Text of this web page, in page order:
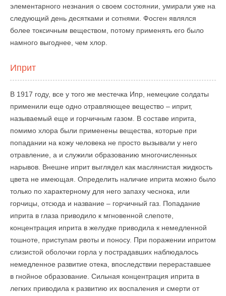
элементарного незнания о своем состоянии, умирали уже на
следующий день десятками и сотнями. Фосген являлся
более токсичным веществом, потому применять его было
намного выгоднее, чем хлор.
Иприт
В 1917 году, все у того же местечка Ипр, немецкие солдаты
применили еще одно отравляющее вещество – иприт,
называемый еще и горчичным газом. В составе иприта,
помимо хлора были применены вещества, которые при
попадании на кожу человека не просто вызывали у него
отравление, а и служили образованию многочисленных
нарывов. Внешне иприт выглядел как маслянистая жидкость
цвета не имеющая. Определить наличие иприта можно было
только по характерному для него запаху чеснока, или
горчицы, отсюда и название – горчичный газ. Попадание
иприта в глаза приводило к мгновенной слепоте,
концентрация иприта в желудке приводила к немедленной
тошноте, приступам рвоты и поносу. При поражении ипритом
слизистой оболочки горла у пострадавших наблюдалось
немедленное развитие отека, впоследствии перераставшее
в гнойное образование. Сильная концентрация иприта в
легких приводила к развитию их воспаления и смерти от